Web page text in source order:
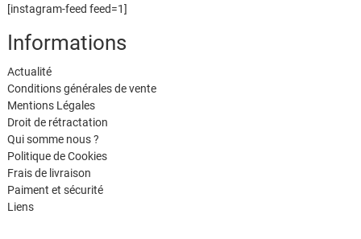
[instagram-feed feed=1]
Informations
Actualité
Conditions générales de vente
Mentions Légales
Droit de rétractation
Qui somme nous ?
Politique de Cookies
Frais de livraison
Paiment et sécurité
Liens